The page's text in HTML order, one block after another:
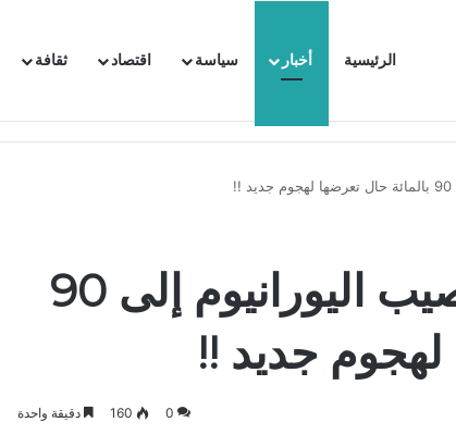
الرئيسية أخبار سياسة اقتصاد ثقافة
السفيرة الفرنسية بتونس وتبلغها احتجاجا شديد اللهجة !!
ايران تهدد برفع تخصيب اليورانيوم إلى 90
لهجوم جديد !!
0
160 دقيقة واحدة